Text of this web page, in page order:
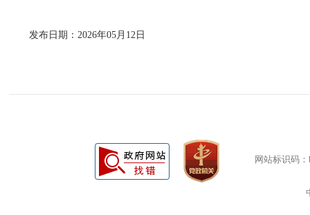
发布日期：2026年05月12日
网站标识码